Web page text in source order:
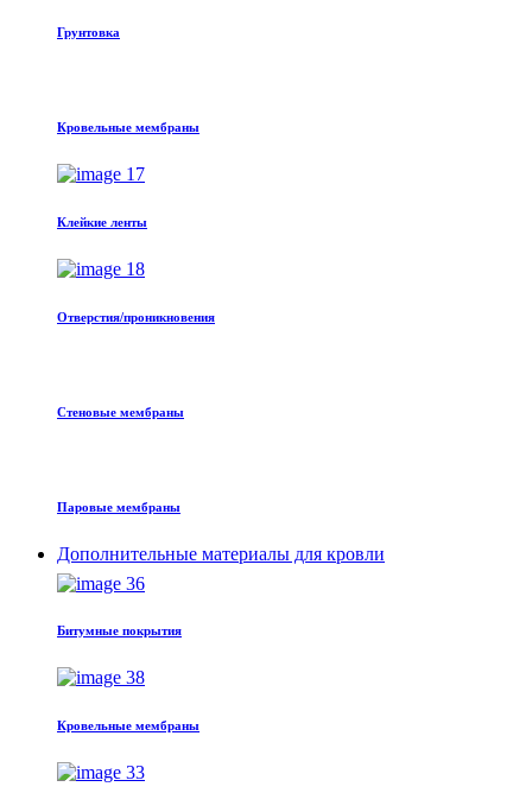
Грунтовка
Кровельные мембраны
Клейкие ленты
Отверстия/проникновения
Стеновые мембраны
Паровые мембраны
Дополнительные материалы для кровли
Битумные покрытия
Кровельные мембраны